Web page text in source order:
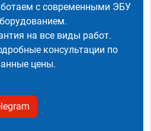
с современными ЭБУ
на все виды работ.
консультации по
цены.